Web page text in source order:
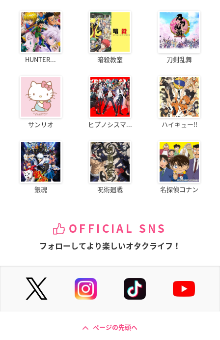
HUNTER... 暗殺教室 刀剣乱舞
サンリオ ヒプノシスマ... ハイキュー!!
銀魂 呪術廻戦 名探偵コナン
OFFICIAL SNS
フォローしてより楽しいオタクライフ！
ページの先頭へ